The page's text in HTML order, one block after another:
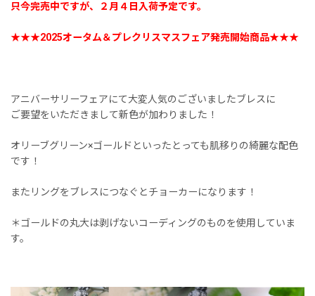
只今完売中ですが、２月４日入荷予定です。
★★★2025オータム＆プレクリスマスフェア発売開始商品★★★
アニバーサリーフェアにて大変人気のございましたブレスに
ご要望をいただきまして新色が加わりました！
オリーブグリーン×ゴールドといったとっても肌移りの綺麗な配色
です！
またリングをブレスにつなぐとチョーカーになります！
＊ゴールドの丸大は剥げないコーディングのものを使用していま
す。